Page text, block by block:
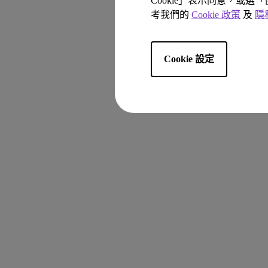
考我們的 Cookie 政策 及 隱
Cookie 設定